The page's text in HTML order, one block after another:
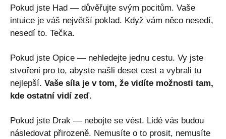
Pokud jste Had — důvěřujte svým pocitům. Vaše
intuice je váš největší poklad. Když vám něco nesedí,
nesedí to. Tečka.
Pokud jste Opice — nehledejte jednu cestu. Vy jste
stvořeni pro to, abyste našli deset cest a vybrali tu
nejlepší. Vaše síla je v tom, že vidíte možnosti tam,
kde ostatní vidí zeď.
Pokud jste Drak — nebojte se vést. Lidé vás budou
následovat přirozeně. Nemusíte o to prosit, nemusíte